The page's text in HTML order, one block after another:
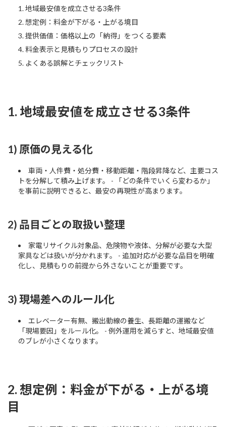
地域最安値を成立させる3条件
想定例：料金が下がる・上がる境目
提供価値：価格以上の「納得」をつくる要素
料金表示と見積もりプロセスの設計
よくある誤解とチェックリスト
1. 地域最安値を成立させる3条件
1) 原価の見える化
車両・人件費・処分費・移動距離・階段昇降など、主要コス
トを分解して積み上げます。 - 「どの条件でいくら変わるか」
を事前に説明できると、最安の再現性が高まります。
2) 品目ごとの取扱い整理
家電リサイクル対象品、危険物や液体、分解が必要な大型
家具などは扱いが分かれます。 - 追加対応が必要な品目を明確
化し、見積もりの前提から外さないことが重要です。
3) 現場差へのルール化
エレベーター有無、搬出動線の養生、長距離の運搬など
「現場要因」をルール化。 - 例外運用を減らすと、地域最安値
のブレが小さくなります。
2. 想定例：料金が下がる・上がる境
目